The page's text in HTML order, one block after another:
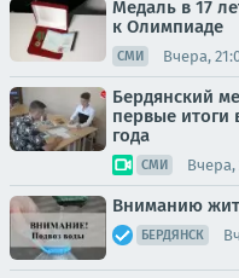
Медаль в 17
к Олимпиаде
СМИ Вчера,
Бердянский
первые итоги
года
СМИ Вчера,
Вниманию
БЕРДЯНСК